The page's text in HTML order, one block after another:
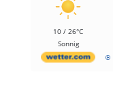
10 / 26°C
Sonnig